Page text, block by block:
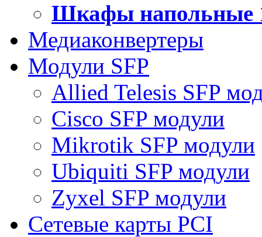
Шкафы напольные
Медиаконвертеры
Модули SFP
Allied Telesis SFP
Cisco SFP модули
Mikrotik SFP модули
Ubiquiti SFP модули
Zyxel SFP модули
Сетевые карты PCI